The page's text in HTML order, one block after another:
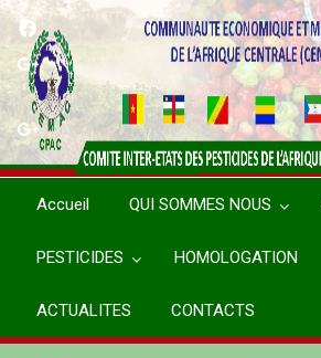
Aller
contenu
principal
Accueil QUI SOMMES NOUS
PESTICIDES HOMOLOGATION
ACTUALITES CONTACTS